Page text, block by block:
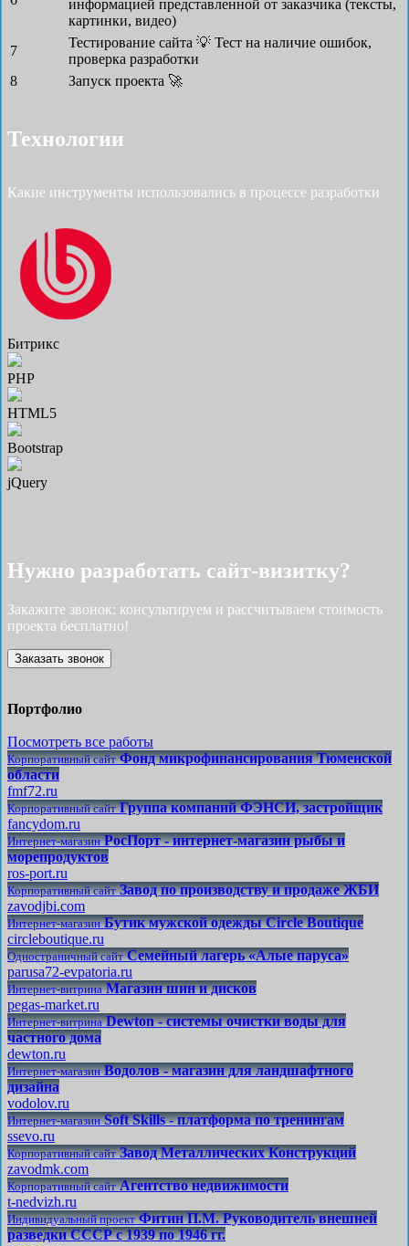
информацией представленной от заказчика (тексты,
картинки, видео)
7
Тестирование сайта 💡 Тест на наличие ошибок,
проверка разработки
8
Запуск проекта 🚀
Технологии
Какие инструменты использовались в процессе разработки
Битрикс
PHP
HTML5
Bootstrap
jQuery
Нужно разработать cайт-визитку?
Закажите звонок: консультируем и рассчитываем стоимость
проекта бесплатно!
Заказать звонок
Портфолио
Посмотреть все работы
Корпоративный сайт Фонд микрофинансирования Тюменской
области
fmf72.ru
Корпоративный сайт Группа компаний ФЭНСИ, застройщик
fancydom.ru
Интернет-магазин РосПорт - интернет-магазин рыбы и
морепродуктов
ros-port.ru
Корпоративный сайт Завод по производству и продаже ЖБИ
zavodjbi.com
Интернет-магазин Бутик мужской одежды Circle Boutique
circleboutique.ru
Одностраничный сайт Семейный лагерь «Алые паруса»
parusa72-evpatoria.ru
Интернет-витрина Магазин шин и дисков
pegas-market.ru
Интернет-витрина Dewton - системы очистки воды для
частного дома
dewton.ru
Интернет-магазин Водолов - магазин для ландшафтного
дизайна
vodolov.ru
Интернет-магазин Soft Skills - платформа по тренингам
ssevo.ru
Корпоративный сайт Завод Металлических Конструкций
zavodmk.com
Корпоративный сайт Агентство недвижимости
t-nedvizh.ru
Индивидуальный проект Фитин П.М. Руководитель внешней
разведки СССР с 1939 по 1946 гг.